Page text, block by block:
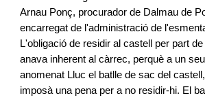
Arnau Ponç, procurador de Dalmau de
encarregat de l'administració de
L'obligació de residir al castell per part
anava inherent al càrrec, perquè a un
anomenat Lluc el batlle de sac del
imposà una pena per a no residir-hi. El